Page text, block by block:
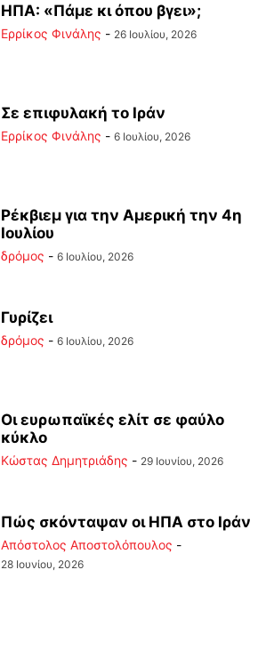
ΗΠΑ: «Πάμε κι όπου βγει»;
Ερρίκος Φινάλης - 26 Ιουλίου, 2026
Σε επιφυλακή το Ιράν
Ερρίκος Φινάλης - 6 Ιουλίου, 2026
Ρέκβιεμ για την Αμερική την 4η
Ιουλίου
δρόμος - 6 Ιουλίου, 2026
Γυρίζει
δρόμος - 6 Ιουλίου, 2026
Οι ευρωπαϊκές ελίτ σε φαύλο
κύκλο
Kώστας Δημητριάδης - 29 Ιουνίου, 2026
Πώς σκόνταψαν οι ΗΠΑ στο Ιράν
Απόστολος Αποστολόπουλος -
28 Ιουνίου, 2026